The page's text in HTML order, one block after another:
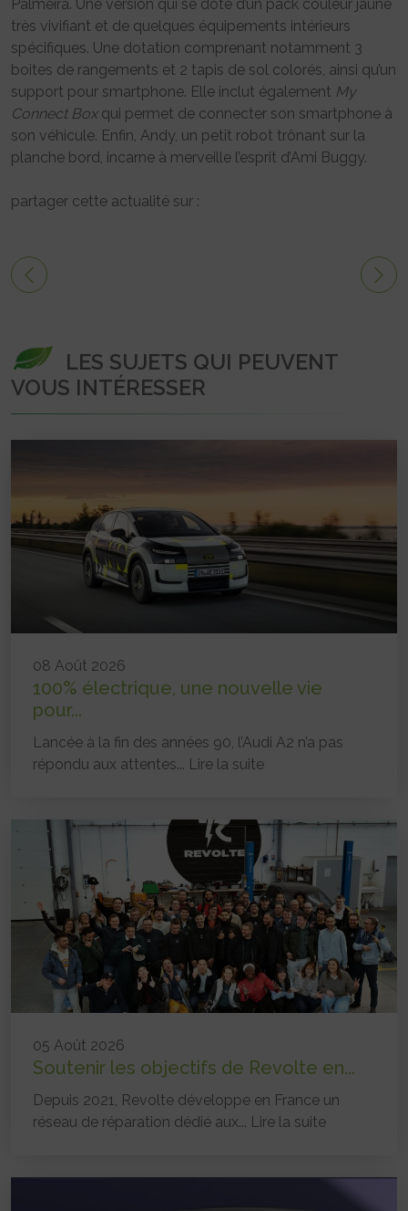
Palmeira. Une version qui se dote d’un pack couleur jaune
très vivifiant et de quelques équipements intérieurs
spécifiques. Une dotation comprenant notamment 3
boites de rangements et 2 tapis de sol colorés, ainsi qu’un
support pour smartphone. Elle inclut également My
Connect Boxqui permet de connecter son smartphone à
son véhicule. Enfin, Andy, un petit robot trônant sur la
planche bord, incarne à merveille l’esprit d’Ami Buggy.
partager cette actualité sur :
LES SUJETS QUI PEUVENT
VOUS INTÉRESSER
08 Août 2026
100% électrique, une nouvelle vie
pour...
Lancée à la fin des années 90, l’Audi A2 n’a pas
répondu aux attentes... Lire la suite
05 Août 2026
Soutenir les objectifs de Revolte en...
Depuis 2021, Revolte développe en France un
réseau de réparation dédié aux... Lire la suite